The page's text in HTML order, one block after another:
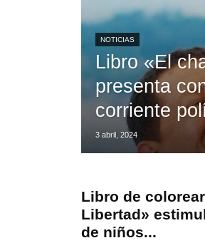
NOTICIAS
Libro «El
presenta
corriente
3 abril, 2024
Libro de
Libertad»
de niños...